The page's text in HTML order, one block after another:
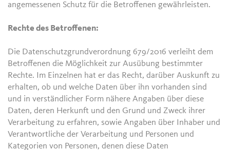
angemessenen Schutz für die Betroffenen gewährleisten.
Rechte des Betroffenen:
Die Datenschutzgrundverordnung 679/2016 verleiht dem
Betroffenen die Möglichkeit zur Ausübung bestimmter
Rechte. Im Einzelnen hat er das Recht, darüber Auskunft zu
erhalten, ob und welche Daten über ihn vorhanden sind
und in verständlicher Form nähere Angaben über diese
Daten, deren Herkunft und den Grund und Zweck ihrer
Verarbeitung zu erfahren, sowie Angaben über Inhaber und
Verantwortliche der Verarbeitung und Personen und
Kategorien von Personen, denen diese Daten